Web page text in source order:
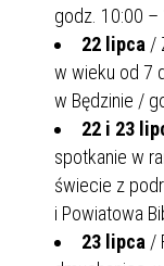
godz. 10:00 –
22 lipca /
w wieku od 7
w Będzinie /
22 i 23
spotkanie w
świecie z
i Powiatowa
23 lipca /